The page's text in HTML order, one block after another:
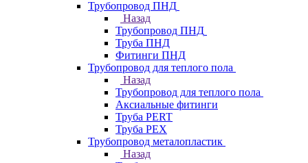
Трубопровод ПНД
Назад
Трубопровод ПНД
Труба ПНД
Фитинги ПНД
Трубопровод для теплого пола
Назад
Трубопровод для теплого пола
Аксиальные фитинги
Труба PERT
Труба PEX
Трубопровод металопластик
Назад